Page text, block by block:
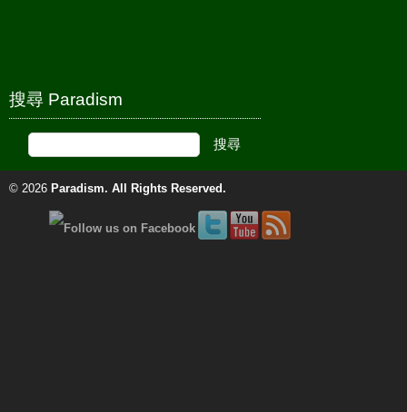
搜尋 Paradism
© 2026 Paradism. All Rights Reserved.